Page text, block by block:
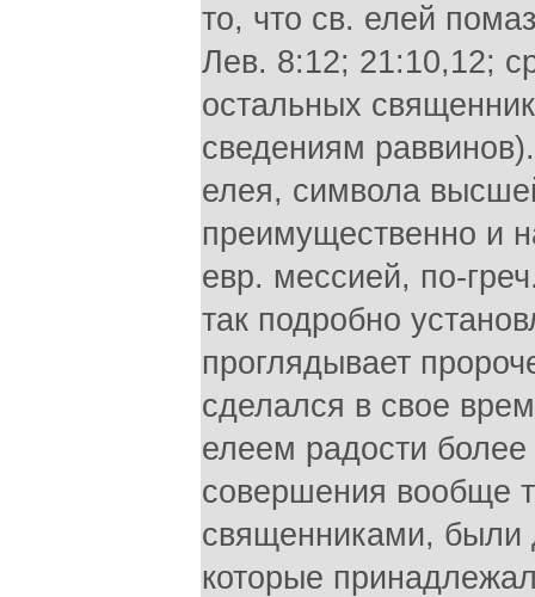
то, что св. елей
Лев. 8:12; 21:10,12;
остальных
сведениям
елея, символа
преимущественно и
евр. мессией, по-
так подробно
проглядывает
сделался в свое
елеем радости
совершения вообще
священниками, были
которые